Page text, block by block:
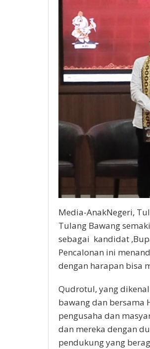
Media-AnakNegeri,
Tulang Bawang
sebagai kandidat
Pencalonan ini
dengan harapan bisa
Qudrotul, yang
bawang dan bersama
pengusaha dan
dan mereka dengan
pendukung yang